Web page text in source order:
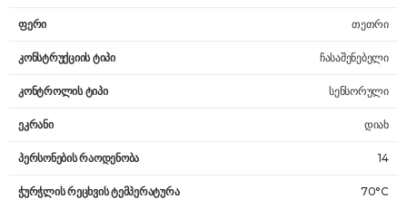
ფერი თეთრი
კონსტრუქციის ტიპი ჩასაშენებელი
კონტროლის ტიპი სენსორული
ეკრანი დიახ
პერსონების რაოდენობა 14
ჭურჭლის რეცხვის ტემპერატურა 70°C